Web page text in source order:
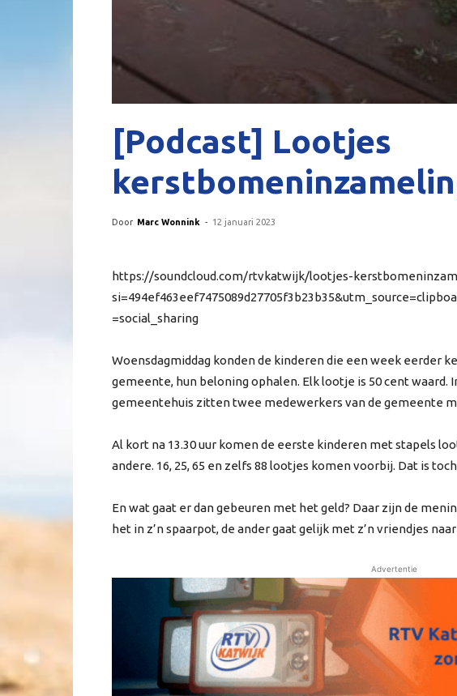
[Podcast] Lootjes
Door Marc Wonnink - 12 januari 2023
https://soundcloud.com/rtvkatwijk/lootjes-
=social_sharing
Woensdagmiddag konden de kinderen die een week eerder
gemeente, hun beloning ophalen. Elk lootje is 50 cent waard.
gemeentehuis zitten twee medewerkers van de gemeente
Al kort na 13.30 uur komen de eerste kinderen met stapels
andere. 16, 25, 65 en zelfs 88 lootjes komen voorbij. Dat is
En wat gaat er dan gebeuren met het geld? Daar zijn de
het in z’n spaarpot, de ander gaat gelijk met z’n vriendjes
Advertentie